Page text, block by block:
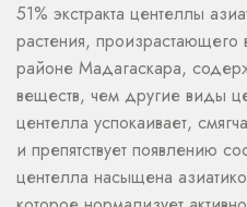
51% экстракта центеллы
растения, произрастающего
районе Мадагаскара,
веществ, чем другие виды
центелла успокаивает,
и препятствует появлению
центелла насыщена